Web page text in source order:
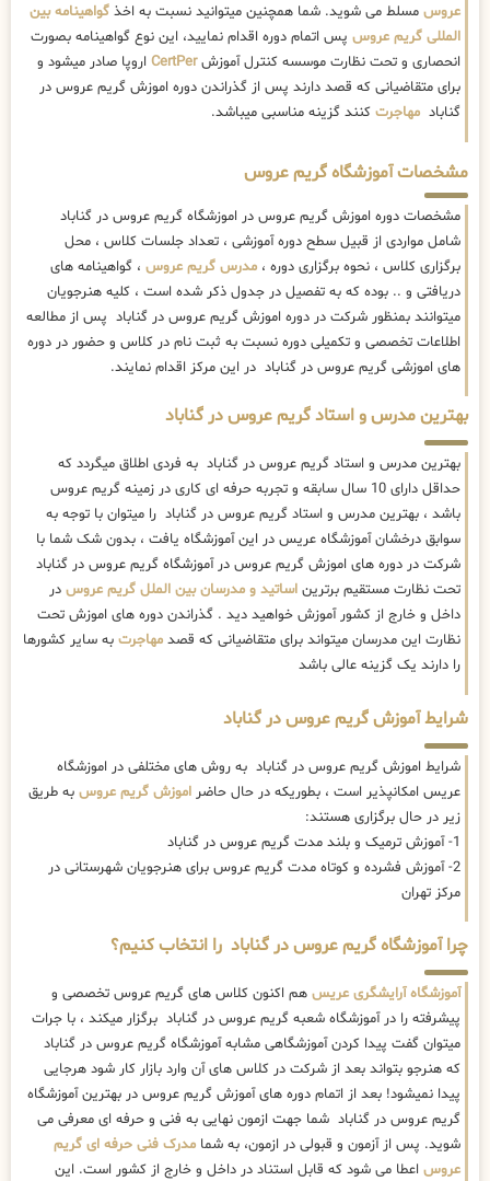
عروس مسلط می شوید. شما همچنین میتوانید نسبت به اخذ گواهینامه بین
المللی گریم عروس پس اتمام دوره اقدام نمایید، این نوع گواهینامه بصورت
انحصاری و تحت نظارت موسسه کنترل آموزشCertPer اروپا صادر میشود و
برای متقاضیانی که قصد دارند پس از گذراندن دوره اموزش گریم عروس در
گناباد مهاجرت کنند گزینه مناسبی میباشد.
مشخصات آموزشگاه گریم عروس
مشخصات دوره اموزش گریم عروس در اموزشگاه گریم عروس در گناباد
شامل مواردی از قبیل سطح دوره آموزشی ، تعداد جلسات کلاس ، محل
برگزاری کلاس ، نحوه برگزاری دوره ، مدرس گریم عروس ، گواهینامه های
دریافتی و .. بوده که به تفصیل در جدول ذکر شده است ، کلیه هنرجویان
میتوانند بمنظور شرکت در دوره اموزش گریم عروس در گناباد پس از مطالعه
اطلاعات تخصصی و تکمیلی دوره نسبت به ثبت نام در کلاس و حضور در دوره
های اموزشی گریم عروس در گناباد در این مرکز اقدام نمایند.
بهترین مدرس و استاد گریم عروس در گناباد
بهترین مدرس و استاد گریم عروس در گناباد به فردی اطلاق میگردد که
حداقل دارای 10 سال سابقه و تجربه حرفه ای کاری در زمینه گریم عروس
باشد ، بهترین مدرس و استاد گریم عروس در گناباد را میتوان با توجه به
سوابق درخشان آموزشگاه عریس در این آموزشگاه یافت ، بدون شک شما با
شرکت در دوره های اموزش گریم عروس در آموزشگاه گریم عروس در گناباد
تحت نظارت مستقیم برترین اساتید و مدرسان بین الملل گریم عروس در
داخل و خارج از کشور آموزش خواهید دید . گذراندن دوره های اموزش تحت
نظارت این مدرسان میتواند برای متقاضیانی که قصد مهاجرت به سایر کشورها
را دارند یک گزینه عالی باشد
شرایط آموزش گریم عروس در گناباد
شرایط اموزش گریم عروس در گناباد به روش های مختلفی در اموزشگاه
عریس امکانپذیر است ، بطوریکه در حال حاضر اموزش گریم عروس به طریق
زیر در حال برگزاری هستند:
1- آموزش ترمیک و بلند مدت گریم عروس در گناباد
2- آموزش فشرده و کوتاه مدت گریم عروس برای هنرجویان شهرستانی در
مرکز تهران
چرا آموزشگاه گریم عروس در گناباد را انتخاب کنیم؟
آموزشگاه آرایشگری عریس هم اکنون کلاس های گریم عروس تخصصی و
پیشرفته را در آموزشگاه شعبه گریم عروس در گناباد برگزار میکند ، با جرات
میتوان گفت پیدا کردن آموزشگاهی مشابه آموزشگاه گریم عروس در گناباد
که هنرجو بتواند بعد از شرکت در کلاس های آن وارد بازار کار شود هرجایی
پیدا نمیشود! بعد از اتمام دوره های آموزش گریم عروس در بهترین آموزشگاه
گریم عروس در گناباد شما جهت ازمون نهایی به فنی و حرفه ای معرفی می
شوید. پس از آزمون و قبولی در ازمون، به شما مدرک فنی حرفه ای گریم
عروس اعطا می شود که قابل استناد در داخل و خارج از کشور است. این